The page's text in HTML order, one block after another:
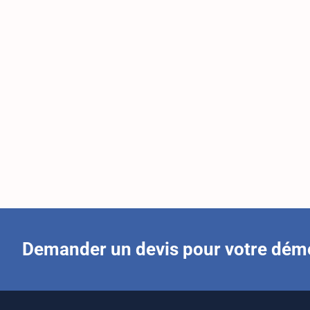
Demander un devis pour votre